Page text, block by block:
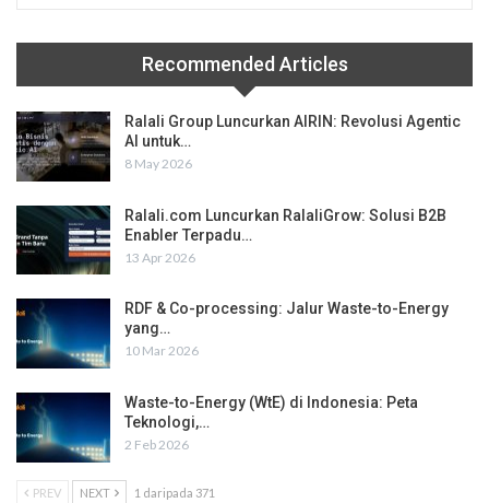
Recommended Articles
Ralali Group Luncurkan AIRIN: Revolusi Agentic
AI untuk…
8 May 2026
Ralali.com Luncurkan RalaliGrow: Solusi B2B
Enabler Terpadu…
13 Apr 2026
RDF & Co-processing: Jalur Waste-to-Energy
yang…
10 Mar 2026
Waste-to-Energy (WtE) di Indonesia: Peta
Teknologi,…
2 Feb 2026
PREV NEXT 1 daripada 371